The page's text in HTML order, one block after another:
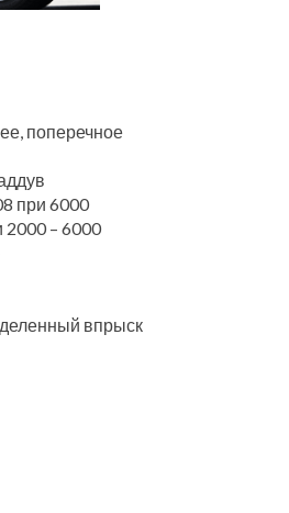
поперечное
при 6000
2000 – 6000
впрыск